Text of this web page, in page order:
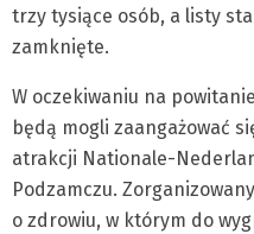
trzy tysiące osób, a listy
zamknięte.
W oczekiwaniu na
będą mogli zaangażować
atrakcji Nationale-
Podzamczu.
o zdrowiu, w którym do